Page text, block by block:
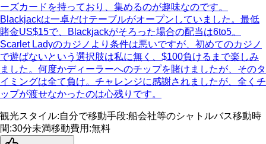
ーズカードを持っており、集めるのが趣味なのです。
Blackjackは一卓だけテーブルがオープンしていました。最低
賭金US$15で、Blackjackがそろった場合の配当は6to5。
Scarlet Ladyのカジノより条件は悪いですが、初めてのカジノ
で遊ばないという選択肢は私に無く、$100負けるまで楽しみ
ました。何度かディーラーへのチップを賭けましたが、そのタ
イミングは全て負け。チャレンジに感謝されましたが、全くチ
ップが渡せなかったのは心残りです。
観光スタイル:自分で移動手段:船会社等のシャトルバス移動時
間:30分未満移動費用 :無料